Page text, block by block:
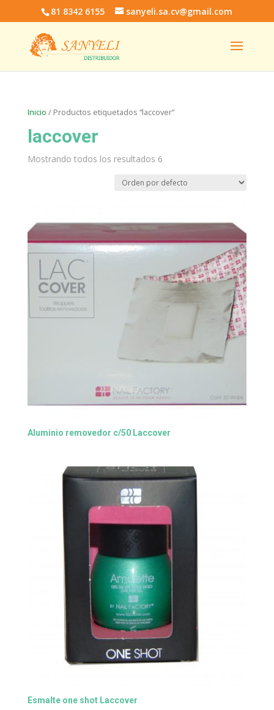
81 8342 6155 sanyeli.sa.cv@gmail.com
Inicio / Productos etiquetados “laccover”
laccover
Mostrando todos los resultados 6
Aluminio removedor c/50 Laccover
Esmalte one shot Laccover